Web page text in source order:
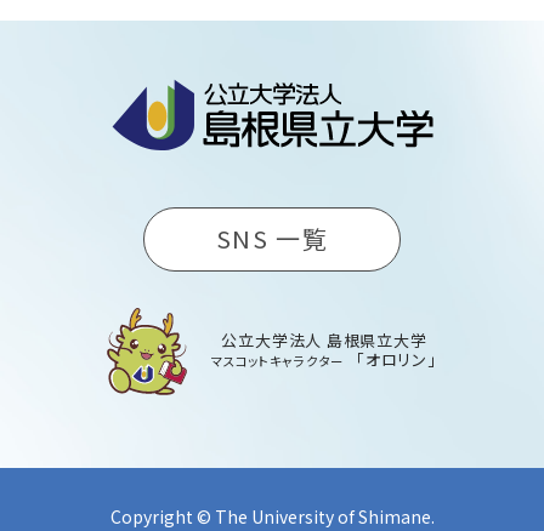
SNS 一覧
公立大学法人 島根県立大学
マスコットキャラクター 「オロリン」
Copyright © The University of Shimane.